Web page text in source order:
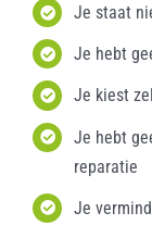
Je staat
Je hebt
Je kiest
Je hebt
reparatie
Je